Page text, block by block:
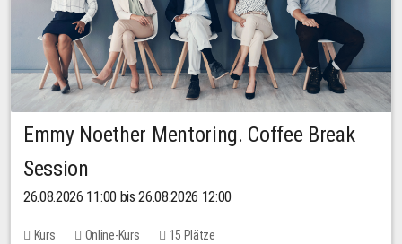
Emmy Noether Mentoring. Coffee Break
Session
26.08.2026 11:00 bis 26.08.2026 12:00
Kurs Online-Kurs 15 Plätze